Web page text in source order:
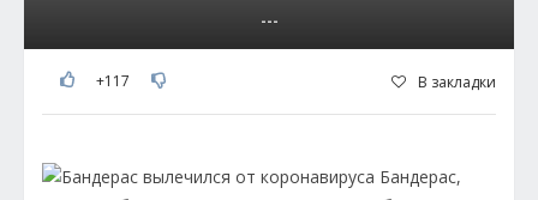
---
+117 В закладки